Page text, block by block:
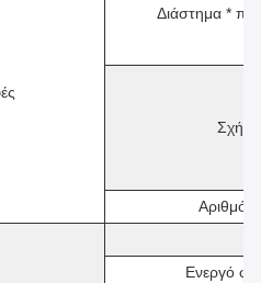
Διάστημα *
Αριθμός
Ενεργό